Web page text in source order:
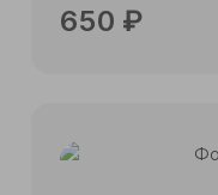
650 ₽